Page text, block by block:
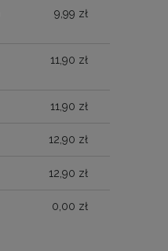
9,99 zł
11,90 zł
11,90 zł
12,90 zł
12,90 zł
0,00 zł